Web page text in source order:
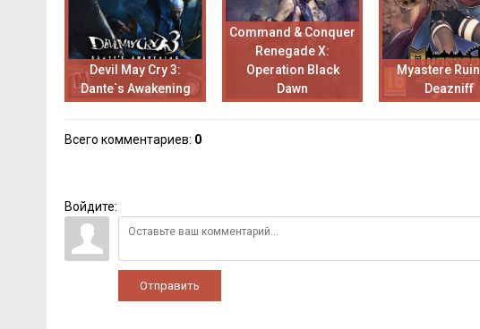
Devil May Cry 3:
Dante`s Awakening
Command & Conquer
Renegade X:
Operation Black
Dawn
Myastere
Deazniff
Всего комментариев: 0
Войдите:
Отправить